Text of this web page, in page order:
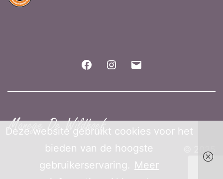
FacebookInstagram
© 2025
Deze website gebruikt cookies voor het
bieden van de hoogste
gebruikerservaring. Meer